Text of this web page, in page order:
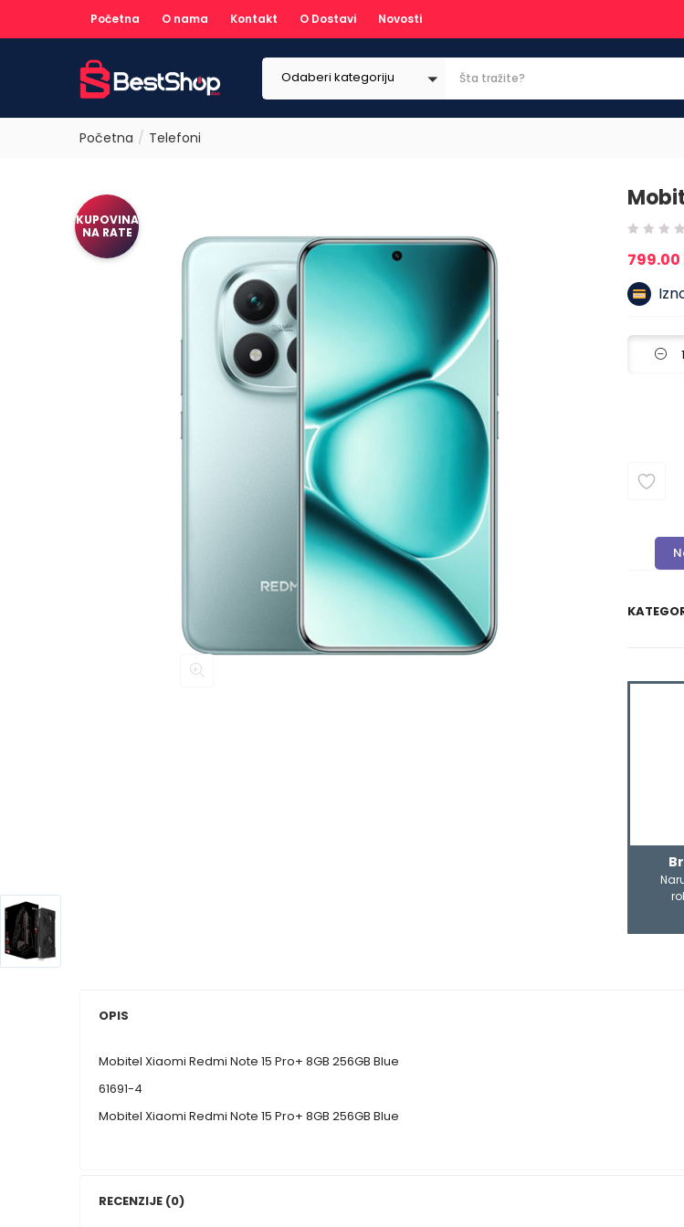
Početna O nama Kontakt O Dostavi Novosti
Odaberi kategoriju
Početna Telefoni
KUPOVINA
NA RATE
799.00
OPIS
Mobitel Xiaomi Redmi Note 15 Pro+ 8GB 256GB Blue
61691-4
Mobitel Xiaomi Redmi Note 15 Pro+ 8GB 256GB Blue
RECENZIJE (0)